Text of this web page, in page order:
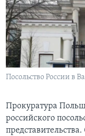
Learning English
СОЦИАЛЬНЫЕ СЕТИ
Посольство России в
Прокуратура
российского